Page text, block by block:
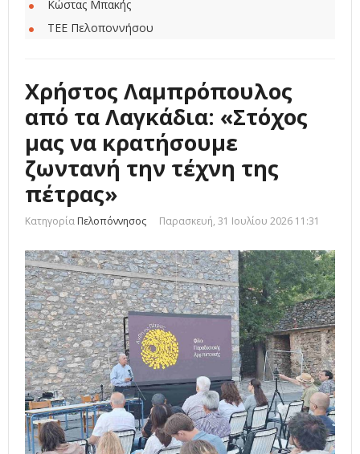
Κώστας Μπακής
ΤΕΕ Πελοποννήσου
Χρήστος Λαμπρόπουλος
από τα Λαγκάδια: «Στόχος
μας να κρατήσουμε
ζωντανή την τέχνη της
πέτρας»
Κατηγορία Πελοπόννησος Παρασκευή, 31 Ιουλίου 2026 11:31